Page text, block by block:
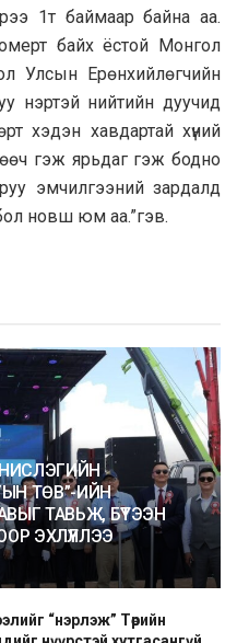
1т баймаар байна аа.
байх ёстой Монгол
Улсын Ерөнхийлөгчийн
нэртэй нийтийн дуучид
хэдэн хавдартай хүний
гэж ярьдаг гэж бодно
руу эмчилгээний зардалд
новш юм аа.”гэв.
ТӨВ”-ИЙН
ТАВЬЖ, БҮТЭЭН
ЭХЛҮҮЛЛЭЭ
“нэрлэж” Төрийн